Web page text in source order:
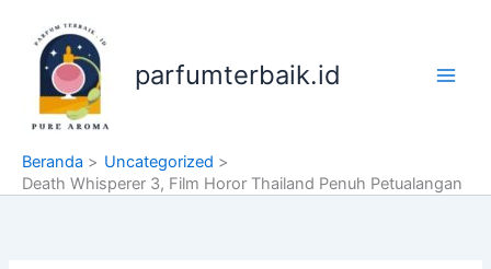
konten
parfumterbaik.id
Beranda
Uncategorized
Death Whisperer 3, Film Horor Thailand Penuh Petualangan